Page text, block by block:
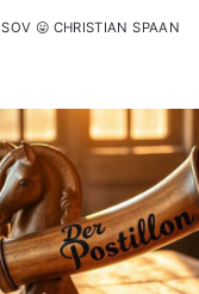
😛 CHRISTIAN SPAAN